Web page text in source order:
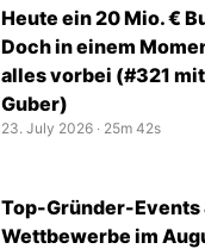
Heute ein 20 Mio. €
Doch in einem
alles vorbei (#321
Guber)
23. July 2026 ‧ 25m 42s
Top-Gründer-Events
Wettbewerbe im